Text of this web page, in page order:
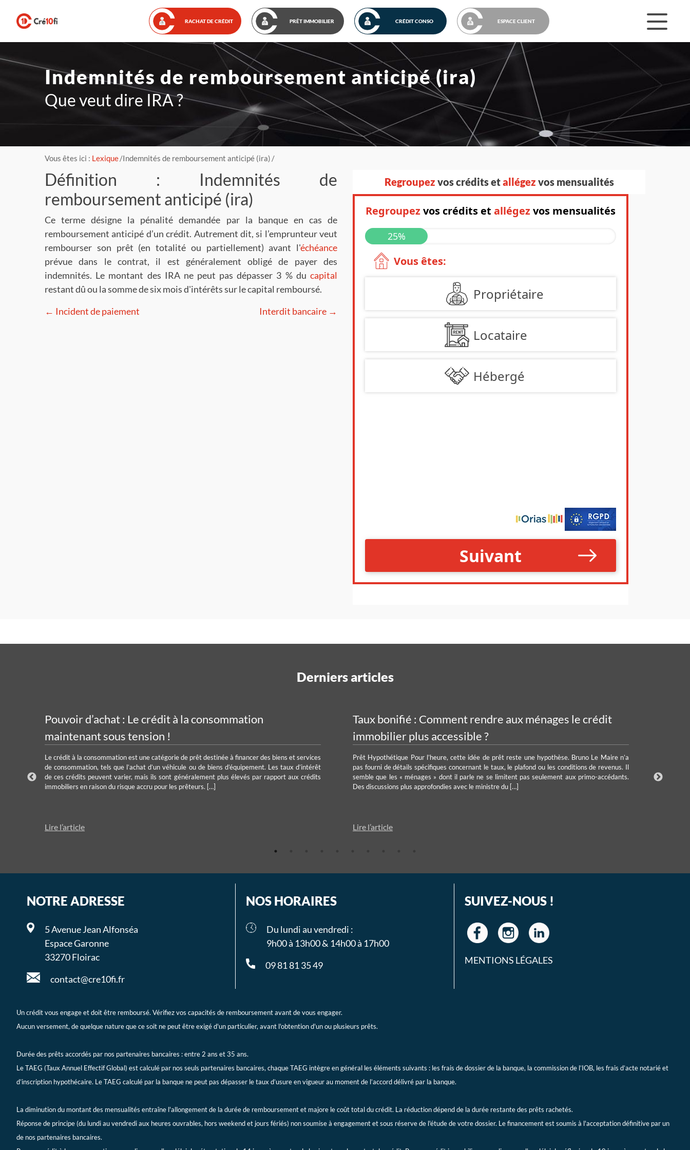
RACHAT DE CRÉDIT PRÊT IMMOBILIER CRÉDIT CONSO ESPACE CLIENT
RACHAT DE CRÉDITS
CRÉDIT IMMOBILIER
Indemnités de remboursement anticipé (ira)
Que veut dire IRA ?
Vous êtes ici : Lexique Indemnités de remboursement anticipé (ira)
Définition : Indemnités de
remboursement anticipé (ira)
Ce terme désigne la pénalité demandée par la banque en cas de
remboursement anticipé d’un crédit. Autrement dit, si l’emprunteur veut
rembourser son prêt (en totalité ou partiellement) avant l'échéance
prévue dans le contrat, il est généralement obligé de payer des
indemnités. Le montant des IRA ne peut pas dépasser 3 % du capital
restant dû ou la somme de six mois d'intérêts sur le capital remboursé.
← Incident de paiement
Interdit bancaire →
Regroupez vos crédits etallégez vos mensualités
Derniers articles
Pouvoir d’achat : Le crédit à la consommation
maintenant sous tension !
Le crédit à la consommation est une catégorie de prêt destinée à financer des biens et services
de consommation, tels que l’achat d’un véhicule ou de biens d’équipement. Les taux d’intérêt
de ces crédits peuvent varier, mais ils sont généralement plus élevés par rapport aux crédits
immobiliers en raison du risque accru pour les prêteurs. […]
Lire l’article
Taux bonifié : Comment rendre aux ménages le crédit
immobilier plus accessible ?
Prêt Hypothétique Pour l’heure, cette idée de prêt reste une hypothèse. Bruno Le Maire n’a
pas fourni de détails spécifiques concernant le taux, le plafond ou les conditions de revenus. Il
semble que les « ménages » dont il parle ne se limitent pas seulement aux primo-accédants.
Des discussions plus approfondies avec le ministre du […]
Lire l’article
«
NOTRE ADRESSE
5 Avenue Jean Alfonséa
Espace Garonne
33270 Floirac
contact@cre10fi.fr
NOS HORAIRES
Du lundi au vendredi :
9h00 à 13h00 & 14h00 à 17h00
09 81 81 35 49
SUIVEZ-NOUS !
MENTIONS LÉGALES
Un crédit vous engage et doit être remboursé. Vérifiez vos capacités de remboursement avant de vous engager.
Aucun versement, de quelque nature que ce soit ne peut être exigé d'un particulier, avant l'obtention d'un ou plusieurs prêts.
Durée des prêts accordés par nos partenaires bancaires : entre 2 ans et 35 ans.
Le TAEG (Taux Annuel Effectif Global) est calculé par nos seuls partenaires bancaires, chaque TAEG intègre en général les éléments suivants : les frais de dossier de la banque, la commission de l’IOB, les frais d’acte notarié et
d’inscription hypothécaire. Le TAEG calculé par la banque ne peut pas dépasser le taux d’usure en vigueur au moment de l’accord délivré par la banque.
La diminution du montant des mensualités entraîne l'allongement de la durée de remboursement et majore le coût total du crédit. La réduction dépend de la durée restante des prêts rachetés.
Réponse de principe (du lundi au vendredi aux heures ouvrables, hors weekend et jours fériés) non soumise à engagement et sous réserve de l'étude de votre dossier. Le financement est soumis à l'acceptation définitive par un
de nos partenaires bancaires.